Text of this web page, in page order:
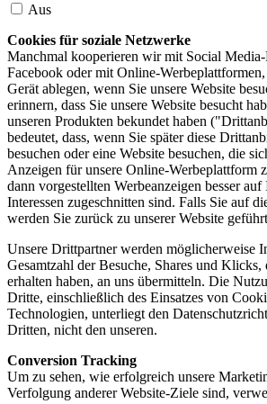
Aus
Cookies für soziale Netzwerke
Manchmal kooperieren wir mit Social
Facebook oder mit Online-
Gerät ablegen, wenn Sie unsere Website
erinnern, dass Sie unsere Website besucht
unseren Produkten bekundet haben
bedeutet, dass, wenn Sie später diese
besuchen oder eine Website besuchen, die
Anzeigen für unsere Online-Werbeplattform
dann vorgestellten Werbeanzeigen besser
Interessen zugeschnitten sind. Falls Sie auf
werden Sie zurück zu unserer Website
Unsere Drittpartner werden möglicherweise
Gesamtzahl der Besuche, Shares und Klicks,
erhalten haben, an uns übermitteln. Die
Dritte, einschließlich des Einsatzes von
Technologien, unterliegt den
Dritten, nicht den unseren.
Conversion Tracking
Um zu sehen, wie erfolgreich unsere
Verfolgung anderer Website-Ziele sind,